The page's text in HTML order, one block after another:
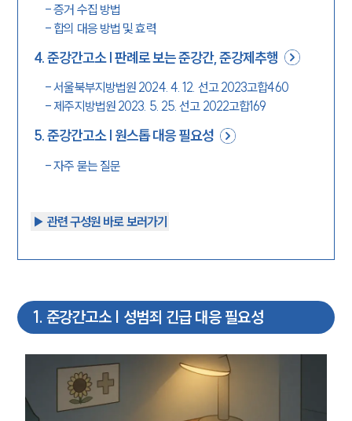
-증거 수집 방법
- 합의 대응 방법 및 효력
4.준강간고소 | 판례로 보는 준강간, 준강제추행
-서울북부지방법원 2024. 4. 12. 선고 2023고합460
- 제주지방법원 2023. 5. 25. 선고 2022고합169
5.준강간고소 | 원스톱 대응 필요성
-자주 묻는 질문
▶︎ 관련 구성원 바로 보러가기
1. 준강간고소 | 성범죄 긴급 대응 필요성